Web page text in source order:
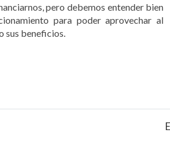
pero debemos entender bien
para poder aprovechar al
sus beneficios.